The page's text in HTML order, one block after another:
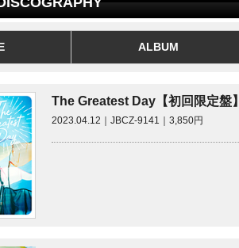
ALBUM
The Greatest Day【初回限定盤】
2023.04.12｜JBCZ-9141｜3,850円